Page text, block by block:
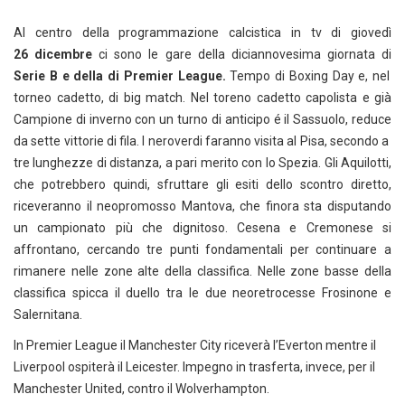
Al centro della programmazione calcistica in tv di giovedì
26 dicembreci sono le gare della diciannovesima giornata di
Serie B e della di Premier League.Tempo di Boxing Day e, nel
torneo cadetto, di big match. Nel toreno cadetto capolista e già
Campione di inverno con un turno di anticipo é il Sassuolo, reduce
da sette vittorie di fila. I neroverdi faranno visita al Pisa, secondo a
tre lunghezze di distanza, a pari merito con lo Spezia. Gli Aquilotti,
che potrebbero quindi, sfruttare gli esiti dello scontro diretto,
riceveranno il neopromosso Mantova, che finora sta disputando
un campionato più che dignitoso. Cesena e Cremonese si
affrontano, cercando tre punti fondamentali per continuare a
rimanere nelle zone alte della classifica. Nelle zone basse della
classifica spicca il duello tra le due neoretrocesse Frosinone e
Salernitana.
In Premier League il Manchester City riceverà l’Everton mentre il
Liverpool ospiterà il Leicester. Impegno in trasferta, invece, per il
Manchester United, contro il Wolverhampton.